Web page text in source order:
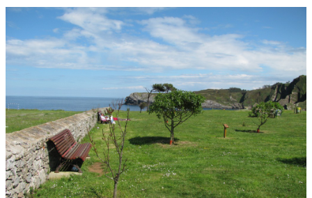
CONTACT